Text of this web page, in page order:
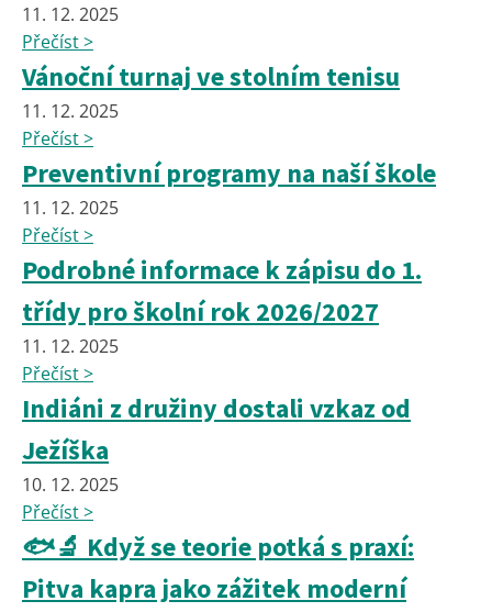
11. 12. 2025
Přečíst >
Vánoční turnaj ve stolním tenisu
11. 12. 2025
Přečíst >
Preventivní programy na naší škole
11. 12. 2025
Přečíst >
Podrobné informace k zápisu do 1.
třídy pro školní rok 2026/2027
11. 12. 2025
Přečíst >
Indiáni z družiny dostali vzkaz od
Ježíška
10. 12. 2025
Přečíst >
🐟🔬 Když se teorie potká s praxí:
Pitva kapra jako zážitek moderní